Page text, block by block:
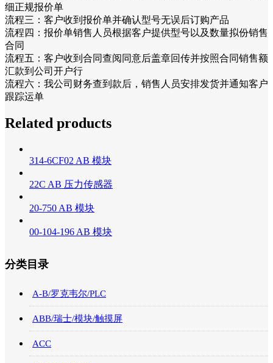
细正规报价单
流程三：客户收到报价单并确认型号无误后订购产品
流程四：报价单销售人员根据客户提供型号以及数量拟份销售
合同
流程五：客户收到合同查阅同意后盖章回传并按照合同销售额
汇款到公司开户行
流程六：我公司财务查到款后，销售人员安排发货并通知客户
跟踪运单
Related products
314-6CF02 AB 模块
22C AB 压力传感器
20-750 AB 模块
00-104-196 AB 模块
分类目录
A-B/罗克韦尔/PLC
ABB/瑞士/模块/触摸屏
ACC